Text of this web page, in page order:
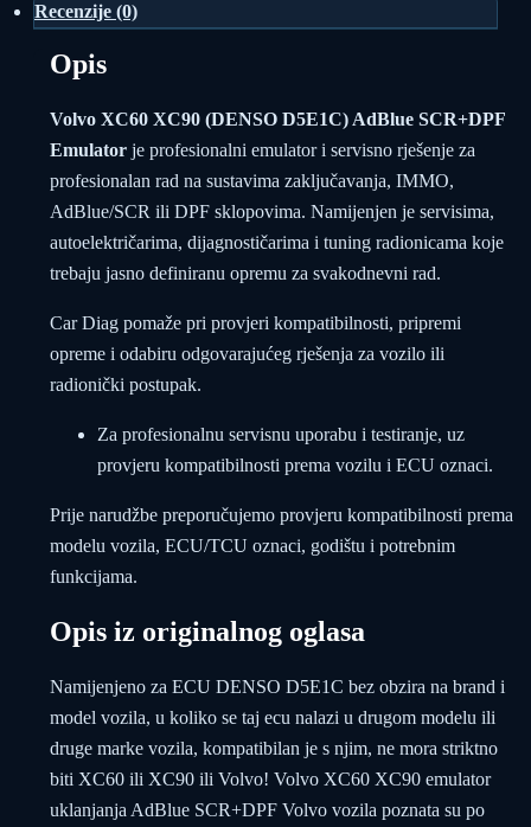
Recenzije (0)
Opis
Volvo XC60 XC90 (DENSO D5E1C) AdBlue SCR+DPF
Emulator je profesionalni emulator i servisno rješenje za
profesionalan rad na sustavima zaključavanja, IMMO,
AdBlue/SCR ili DPF sklopovima. Namijenjen je servisima,
autoelektričarima, dijagnostičarima i tuning radionicama koje
trebaju jasno definiranu opremu za svakodnevni rad.
Car Diag pomaže pri provjeri kompatibilnosti, pripremi
opreme i odabiru odgovarajućeg rješenja za vozilo ili
radionički postupak.
Za profesionalnu servisnu uporabu i testiranje, uz
provjeru kompatibilnosti prema vozilu i ECU oznaci.
Prije narudžbe preporučujemo provjeru kompatibilnosti prema
modelu vozila, ECU/TCU oznaci, godištu i potrebnim
funkcijama.
Opis iz originalnog oglasa
Namijenjeno za ECU DENSO D5E1C bez obzira na brand i
model vozila, u koliko se taj ecu nalazi u drugom modelu ili
druge marke vozila, kompatibilan je s njim, ne mora striktno
biti XC60 ili XC90 ili Volvo! Volvo XC60 XC90 emulator
uklanjanja AdBlue SCR+DPF Volvo vozila poznata su po